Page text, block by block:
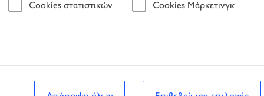
Cookies στατιστικών Cookies Μάρκετινγκ